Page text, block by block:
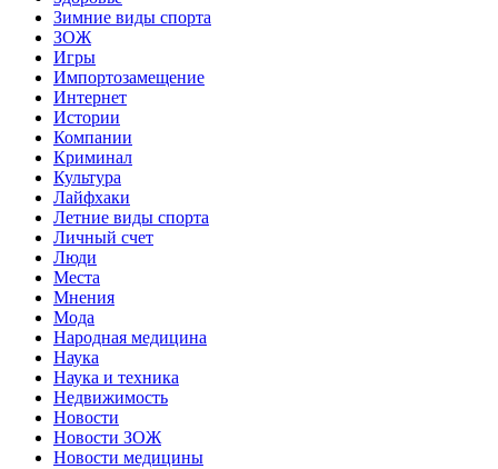
Зимние виды спорта
ЗОЖ
Игры
Импортозамещение
Интернет
Истории
Компании
Криминал
Культура
Лайфхаки
Летние виды спорта
Личный счет
Люди
Места
Мнения
Мода
Народная медицина
Наука
Наука и техника
Недвижимость
Новости
Новости ЗОЖ
Новости медицины